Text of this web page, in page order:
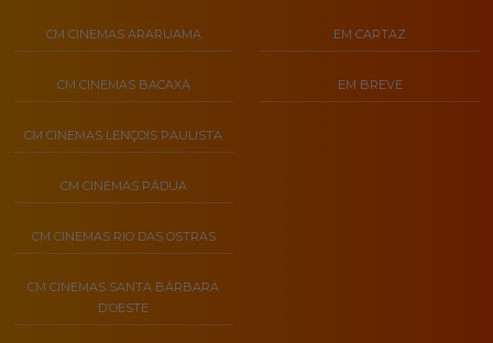
CM CINEMAS ARARUAMA
CM CINEMAS BACAXÁ
CM CINEMAS LENÇOIS PAULISTA
CM CINEMAS PÁDUA
CM CINEMAS RIO DAS OSTRAS
CM CINEMAS SANTA BÁRBARA
D’OESTE
EM CARTAZ
EM BREVE